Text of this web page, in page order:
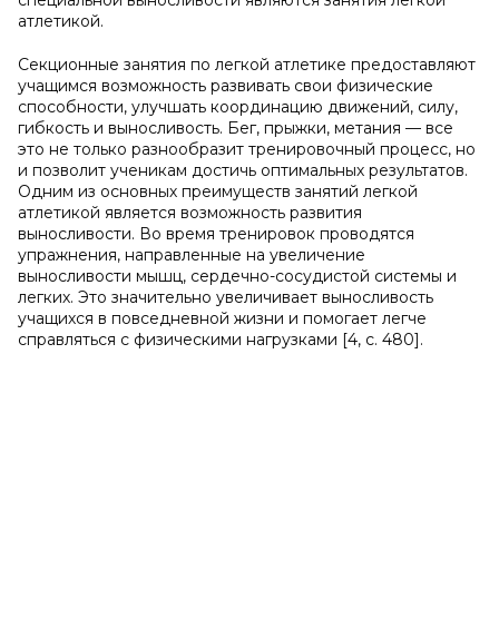
атлетикой.
Секционные занятия по легкой атлетике предоставляют
учащимся возможность развивать свои физические
способности, улучшать координацию движений, силу,
гибкость и выносливость. Бег, прыжки, метания — все
это не только разнообразит тренировочный процесс, но
и позволит ученикам достичь оптимальных результатов.
Одним из основных преимуществ занятий легкой
атлетикой является возможность развития
выносливости. Во время тренировок проводятся
упражнения, направленные на увеличение
выносливости мышц, сердечно-сосудистой системы и
легких. Это значительно увеличивает выносливость
учащихся в повседневной жизни и помогает легче
справляться с физическими нагрузками [4, с. 480].